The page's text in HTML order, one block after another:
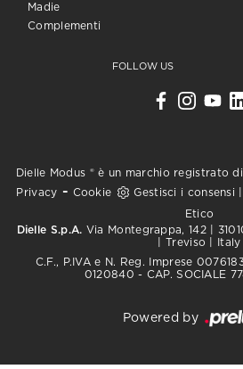
Madie
Complementi
FOLLOW US
Dielle Modus ® è un marchio registrato
Privacy - Cookie Gestisci i consensi
Etico
Dielle S.p.A. Via Montegrappa, 142 |
| Treviso | Italy
C.F., P.IVA e N. Reg. Imprese
0120840 - CAP. SOCIALE
Powered by